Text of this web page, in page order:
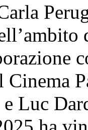
Cinema
Luc